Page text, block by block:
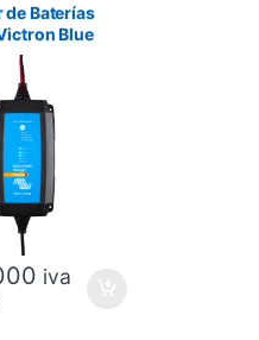
Baterías
Blue
iva